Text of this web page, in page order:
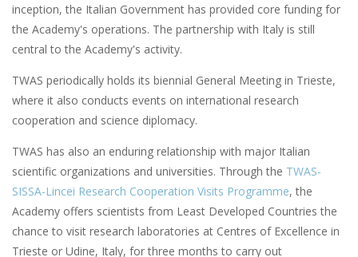
inception, the Italian Government has provided core funding for
the Academy's operations. The partnership with Italy is still
central to the Academy's activity.
TWAS periodically holds its biennial General Meeting in Trieste,
where it also conducts events on international research
cooperation and science diplomacy.
TWAS has also an enduring relationship with major Italian
scientific organizations and universities. Through the TWAS-
SISSA-Lincei Research Cooperation Visits Programme, the
Academy offers scientists from Least Developed Countries the
chance to visit research laboratories at Centres of Excellence in
Trieste or Udine, Italy, for three months to carry out